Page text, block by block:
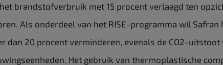
brandstofverbruik met 15 procent verlaagd ten
Als onderdeel van het RISE-programma wil
dan 20 procent verminderen, evenals de CO2-
Het gebruik van thermoplastische